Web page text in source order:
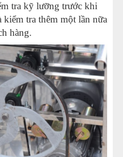
tra kỹ lưỡng trước khi
tra thêm một lần nữa
hàng.